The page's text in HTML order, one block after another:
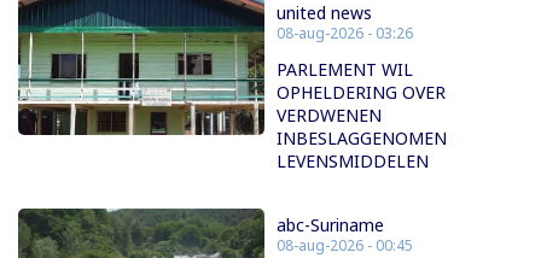
united news
08-aug-2026 - 03:26
PARLEMENT WIL
OPHELDERING OVER
VERDWENEN
INBESLAGGENOMEN
LEVENSMIDDELEN
abc-Suriname
08-aug-2026 - 00:45